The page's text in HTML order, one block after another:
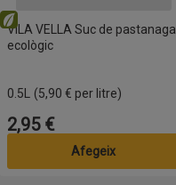
Eco
VILA VELLA Suc de pastanaga
ecològic
0.5L (5,90 € per litre)
Preu
2,95 €
Afegeix